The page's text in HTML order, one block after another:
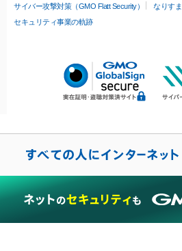
サイバー攻撃対策（GMO Flatt Security）
なりす
セキュリティ事業の軌跡